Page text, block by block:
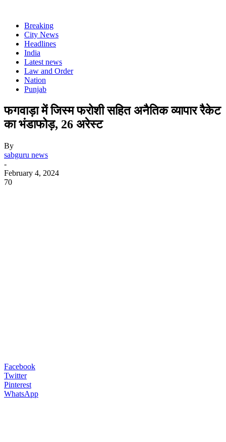
Breaking
City News
Headlines
India
Latest news
Law and Order
Nation
Punjab
फगवाड़ा में जिस्म फरोशी सहित अनैतिक व्यापार रैकेट
का भंडाफोड़, 26 अरेस्ट
By
sabguru news
-
February 4, 2024
70
Facebook
Twitter
Pinterest
WhatsApp